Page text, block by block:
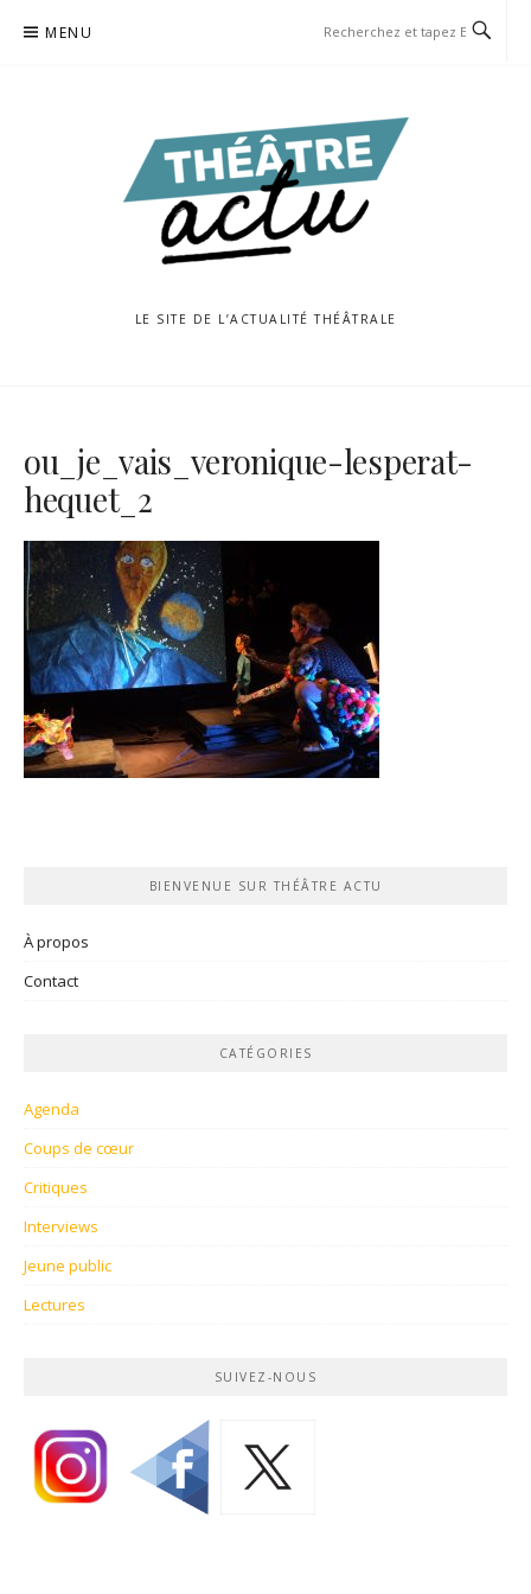
MENU
LE SITE DE L’ACTUALITÉ THÉÂTRALE
ou_je_vais_veronique-lesperat-
hequet_2
BIENVENUE SUR THÉÂTRE ACTU
À propos
Contact
CATÉGORIES
Agenda
Coups de cœur
Critiques
Interviews
Jeune public
Lectures
SUIVEZ-NOUS